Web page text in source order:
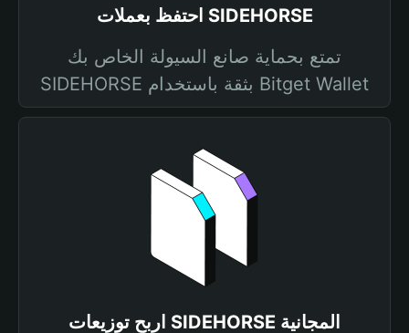
احتفظ بعملات SIDEHORSE
تمتع بحماية صانع السيولة الخاص بك
SIDEHORSE بثقة باستخدام Bitget Wallet
اربح توزيعات SIDEHORSE المجانية